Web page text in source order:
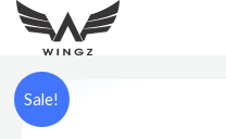
Sale!